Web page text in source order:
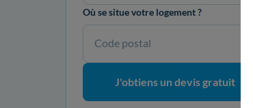
Où se situe votre logement ?
Code postal
J'obtiens un devis gratuit